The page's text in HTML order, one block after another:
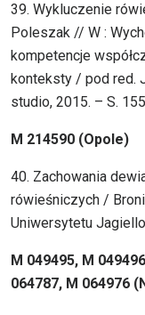
39. Wykluczenie
Poleszak // W :
kompetencje
konteksty / pod red.
studio, 2015. – S.
M 214590 (Opole)
40. Zachowania
rówieśniczych /
Uniwersytetu
M 049495, M
064787, M 064976